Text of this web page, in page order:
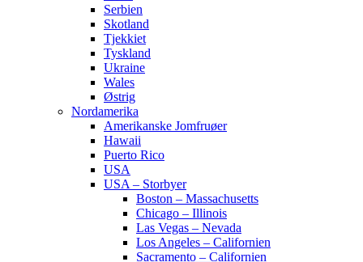
Serbien
Skotland
Tjekkiet
Tyskland
Ukraine
Wales
Østrig
Nordamerika
Amerikanske Jomfruøer
Hawaii
Puerto Rico
USA
USA – Storbyer
Boston – Massachusetts
Chicago – Illinois
Las Vegas – Nevada
Los Angeles – Californien
Sacramento – Californien